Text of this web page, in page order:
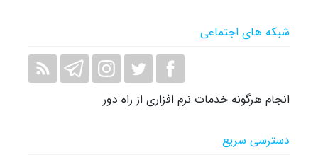
شبکه های اجتماعی
انجام هرگونه خدمات نرم افزاری از راه دور
دسترسی سریع